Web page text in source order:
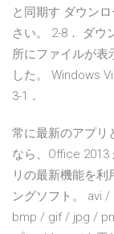
と同期す ダウン
さい。 2-8． ダウ
所にファイルが表
した。 Windows
3-1．
常に最新のアプリ
なら、Office
リの最新機能を利
ングソフト。 avi
bmp / gif / jpg /